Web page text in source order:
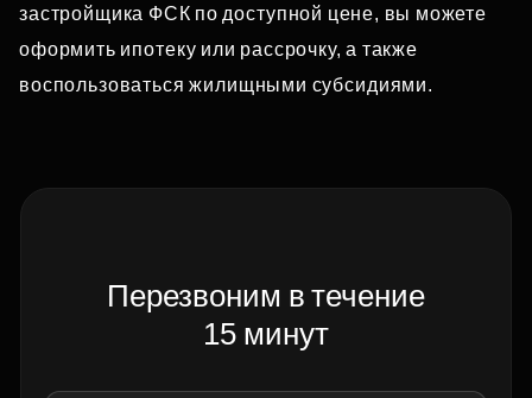
застройщика ФСК по доступной цене, вы можете
оформить ипотеку или рассрочку, а также
воспользоваться жилищными субсидиями.
Перезвоним в течение
15 минут